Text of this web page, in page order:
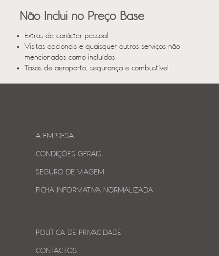
Não Inclui no Preço Base
Extras de carácter pessoal
Visitas opcionais e quaisquer outros serviços não
mencionados como incluídos
Taxas de aeroporto, segurança e combustível
A EMPRESA
CONDIÇÕES GERAIS
SEGURO DE VIAGEM
FICHA INFORMATIVA NORMALIZADA
POLÍTICA DE PRIVACIDADE
CONTACTOS